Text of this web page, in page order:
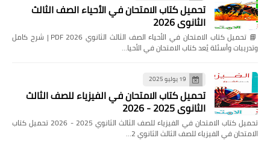
تحميل كتاب الامتحان في الأحياء الصف الثالث
الثانوي 2026
📘 تحميل كتاب الامتحان في الأحياء الصف الثالث الثانوي 2026 PDF | شرح كامل
وتدريبات وأسئلة يُعد كتاب الامتحان في الأحيا…
19 يوليو 2025
تحميل كتاب الامتحان في الفيزياء للصف الثالث
الثانوي 2025 - 2026
تحميل كتاب الامتحان في الفيزياء للصف الثالث الثانوي 2025 - 2026 تحميل كتاب
الامتحان في الفيزياء للصف الثالث الثانوي 2…